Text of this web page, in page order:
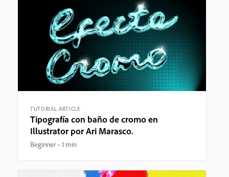
TUTORIAL ARTICLE
Tipografía con baño de cromo en
Illustrator por Ari Marasco.
Beginner 1 min